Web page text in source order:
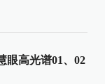
眼高光谱01、02